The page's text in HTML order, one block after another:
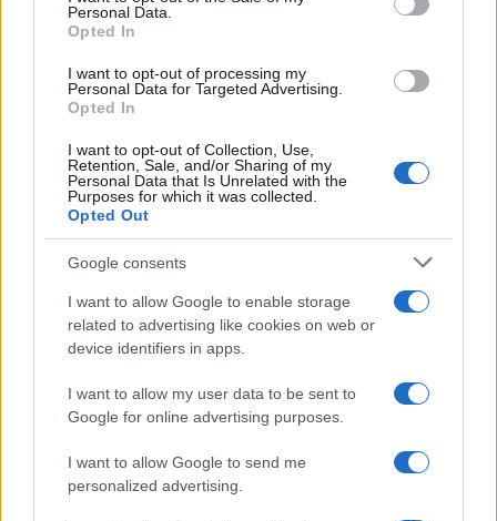
Personal Data.
Opted In
I want to opt-out of processing my
Personal Data for Targeted Advertising.
Opted In
I want to opt-out of Collection, Use,
Retention, Sale, and/or Sharing of my
Personal Data that Is Unrelated with the
Purposes for which it was collected.
Opted Out
Google consents
I want to allow Google to enable storage
related to advertising like cookies on web or
device identifiers in apps.
I want to allow my user data to be sent to
Google for online advertising purposes.
I want to allow Google to send me
personalized advertising.
Situación financiera de la UDC: ¿Qué está pasando en 2026?
Marta Ruiz · 1 Ago 2026
COTIZACIONES CRYPTO